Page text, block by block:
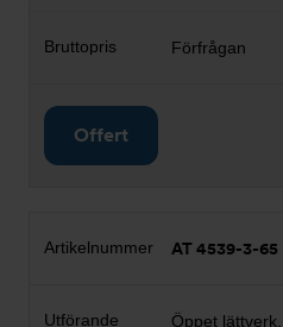
Förfrågan
Offert
AT 4539-3-65
Öppet lättverk,